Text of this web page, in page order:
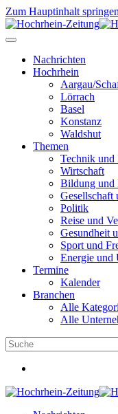
Zum Hauptinhalt springen
Nachrichten
Hochrhein
Aargau/
Lörrach
Basel
Konstanz
Waldshut
Themen
Technik und
Wirtschaft
Bildung und
Gesellschaft
Politik
Reise und
Gesundheit
Sport und
Energie und
Termine
Kalender
Branchen
Alle
Alle